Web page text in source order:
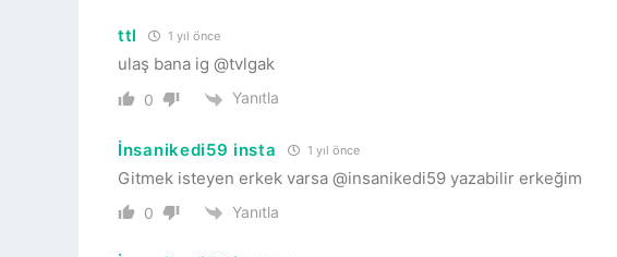
ttl 1 yıl önce
ulaş bana ig @tvlgak
0 Yanıtla
İnsanikedi59 insta 1 yıl önce
Gitmek isteyen erkek varsa @insanikedi59 yazabilir erkeğim
0 Yanıtla